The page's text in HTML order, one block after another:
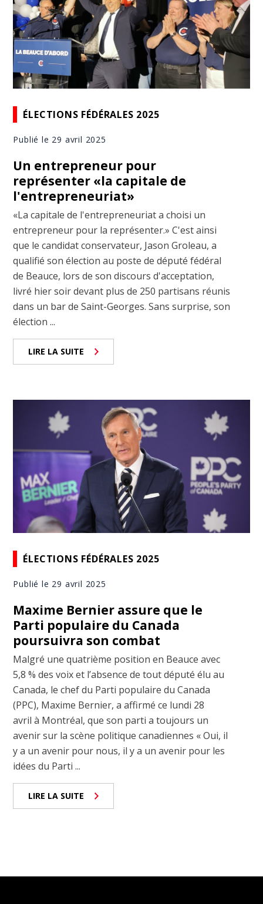
ÉLECTIONS FÉDÉRALES 2025
Publié le 29 avril 2025
Un entrepreneur pour
représenter «la capitale de
l'entrepreneuriat»
«La capitale de l'entrepreneuriat a choisi un
entrepreneur pour la représenter.» C'est ainsi
que le candidat conservateur, Jason Groleau, a
qualifié son élection au poste de député fédéral
de Beauce, lors de son discours d'acceptation,
livré hier soir devant plus de 250 partisans réunis
dans un bar de Saint-Georges. Sans surprise, son
élection ...
LIRE LA SUITE
ÉLECTIONS FÉDÉRALES 2025
Publié le 29 avril 2025
Maxime Bernier assure que le
Parti populaire du Canada
poursuivra son combat
Malgré une quatrième position en Beauce avec
5,8 % des voix et l’absence de tout député élu au
Canada, le chef du Parti populaire du Canada
(PPC), Maxime Bernier, a affirmé ce lundi 28
avril à Montréal, que son parti a toujours un
avenir sur la scène politique canadiennes « Oui, il
y a un avenir pour nous, il y a un avenir pour les
idées du Parti ...
LIRE LA SUITE